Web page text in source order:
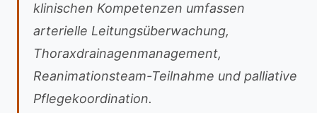
klinischen Kompetenzen umfassen
arterielle Leitungsüberwachung,
Thoraxdrainagenmanagement,
Reanimationsteam-Teilnahme und palliative
Pflegekoordination.